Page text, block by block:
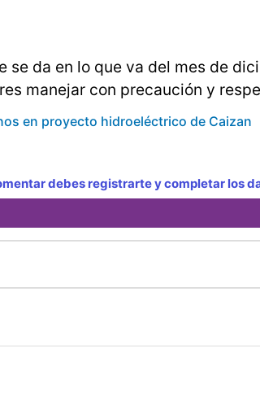
se da en lo que va del mes de
manejar con precaución y
en proyecto hidroeléctrico de Caizan
debes registrarte y completar los